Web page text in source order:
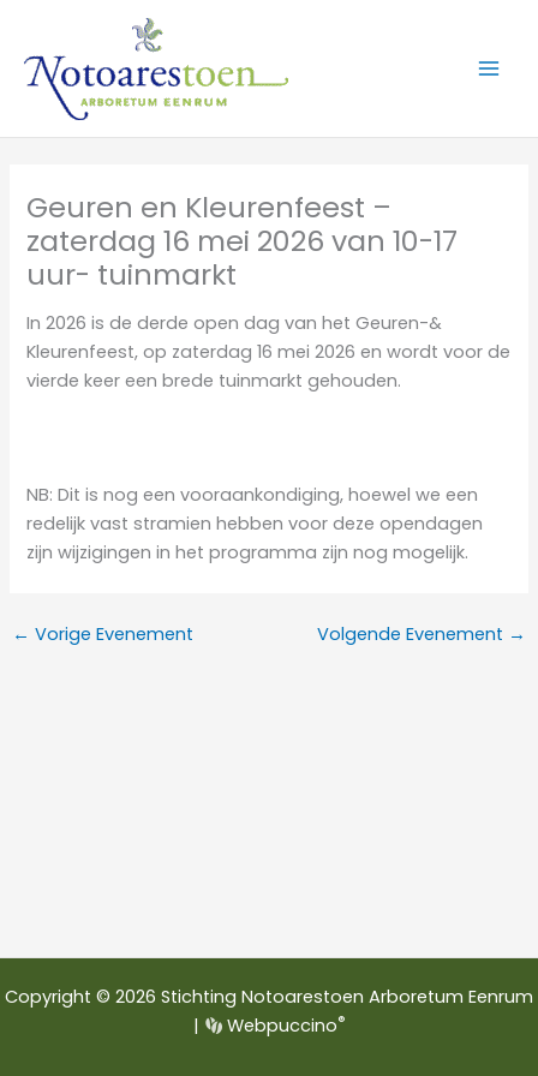
inhoud
Geuren en Kleurenfeest –
zaterdag 16 mei 2026 van 10-17
uur- tuinmarkt
In 2026 is de derde open dag van het Geuren-&
Kleurenfeest, op zaterdag 16 mei 2026 en wordt voor de
vierde keer een brede tuinmarkt gehouden.
NB: Dit is nog een vooraankondiging, hoewel we een
redelijk vast stramien hebben voor deze opendagen
zijn wijzigingen in het programma zijn nog mogelijk.
← Vorige Evenement Volgende Evenement →
Copyright © 2026 Stichting Notoarestoen Arboretum Eenrum
|
Webpuccino®